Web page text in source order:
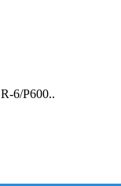
6/P600..